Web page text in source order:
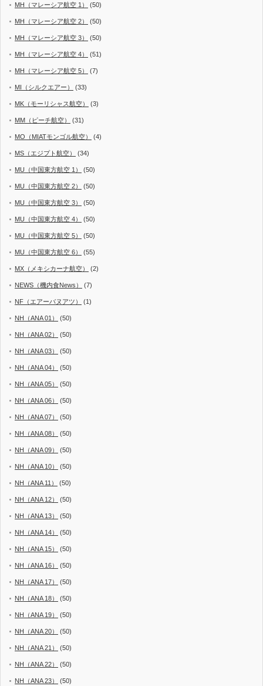
MH（マレーシア航空 1） (50)
MH（マレーシア航空 2） (50)
MH（マレーシア航空 3） (50)
MH（マレーシア航空 4） (51)
MH（マレーシア航空 5） (7)
MI（シルクエアー） (33)
MK（モーリシャス航空） (3)
MM（ピーチ航空） (31)
MO（MIATモンゴル航空） (4)
MS（エジプト航空） (34)
MU（中国東方航空 1） (50)
MU（中国東方航空 2） (50)
MU（中国東方航空 3） (50)
MU（中国東方航空 4） (50)
MU（中国東方航空 5） (50)
MU（中国東方航空 6） (55)
MX（メキシカーナ航空） (2)
NEWS（機内食News） (7)
NF（エアーバヌアツ） (1)
NH（ANA 01） (50)
NH（ANA 02） (50)
NH（ANA 03） (50)
NH（ANA 04） (50)
NH（ANA 05） (50)
NH（ANA 06） (50)
NH（ANA 07） (50)
NH（ANA 08） (50)
NH（ANA 09） (50)
NH（ANA 10） (50)
NH（ANA 11） (50)
NH（ANA 12） (50)
NH（ANA 13） (50)
NH（ANA 14） (50)
NH（ANA 15） (50)
NH（ANA 16） (50)
NH（ANA 17） (50)
NH（ANA 18） (50)
NH（ANA 19） (50)
NH（ANA 20） (50)
NH（ANA 21） (50)
NH（ANA 22） (50)
NH（ANA 23） (50)